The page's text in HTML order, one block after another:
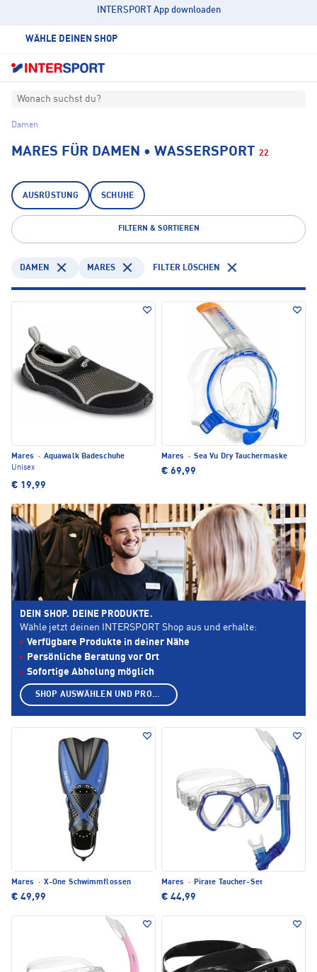
INTERSPORT App downloaden
WÄHLE DEINEN SHOP
Wonach suchst du?
Damen
MARES FÜR DAMEN • WASSERSPORT 22
AUSRÜSTUNG SCHUHE
FILTERN & SORTIEREN
DAMEN MARES FILTER LÖSCHEN
Mares · Aquawalk Badeschuhe
Unisex
€ 19,99
Mares · Sea Vu Dry Tauchermaske
€ 69,99
Mares · X-One Schwimmflossen
€ 49,99
Mares · Pirate Taucher-Set
€ 44,99
DEIN SHOP. DEINE PRODUKTE.
Wähle jetzt deinen INTERSPORT Shop aus und erhalte:
Verfügbare Produkte in deiner Nähe
Persönliche Beratung vor Ort
Sofortige Abholung möglich
SHOP AUSWÄHLEN UND PRODUKTE ANZEIGEN